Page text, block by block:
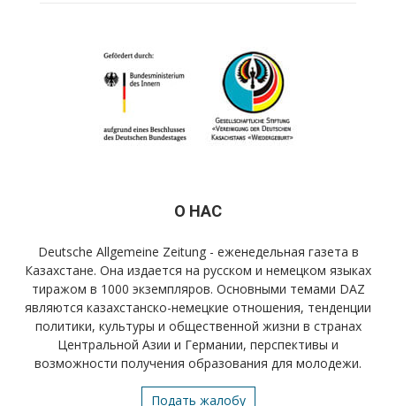
О НАС
Deutsche Allgemeine Zeitung - еженедельная газета в
Казахстане. Она издается на русском и немецком языках
тиражом в 1000 экземпляров. Основными темами DAZ
являются казахстанско-немецкие отношения, тенденции
политики, культуры и общественной жизни в странах
Центральной Азии и Германии, перспективы и
возможности получения образования для молодежи.
Подать жалобу